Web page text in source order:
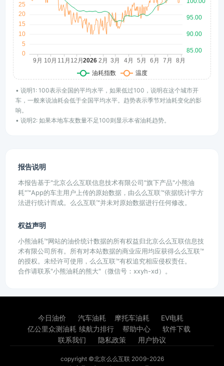
• 说明1: 100表示全国的平均水平，如果低过100，说明在这个城市开
车，一般来说油耗会低于全国平均水平。趋势表示季节对油耗变化的影
响。
• 说明2: 如果本地车友数量不足100则显示本省油耗趋势。
报告说明
本报告基于"北京么么互联信息技术有限公司"旗下产品"小熊油
耗"™App的车主用户上传的原始数据，由么么互联™依据统计学方
法进行统计而成。么么互联™并未对原始数据进行任何修改。
权益声明
小熊油耗™网站的油价统计数据的所有权益归北京么么互联信息技
术有限公司所有。所有对本站数据的商业应用均应获得么么互联™
的授权。未经许可使用，么么互联™有权追究相应侵权责任。
合作请联系"小熊油耗的熊大"（微信号：xxyh-xd）。
今日油价 汽车油耗 摩托车油耗
EV电耗
亿公里众测油耗 续航力排行 帮助中心
软件下载
联系我们
隐私政策 用户协议
copyright ©北京么么互联 2009-2026